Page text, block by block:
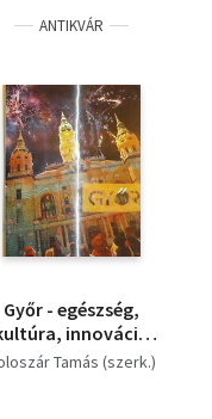
ANTIKVÁR
Győr - egészség,
innováció
(három nyelvű)
Tamás (szerk.)